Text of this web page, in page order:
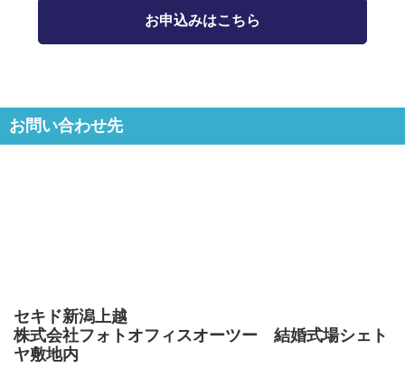
お申込みはこちら
お問い合わせ先
セキド新潟上越
株式会社フォトオフィスオーツー 結婚式場シェト
ヤ敷地内